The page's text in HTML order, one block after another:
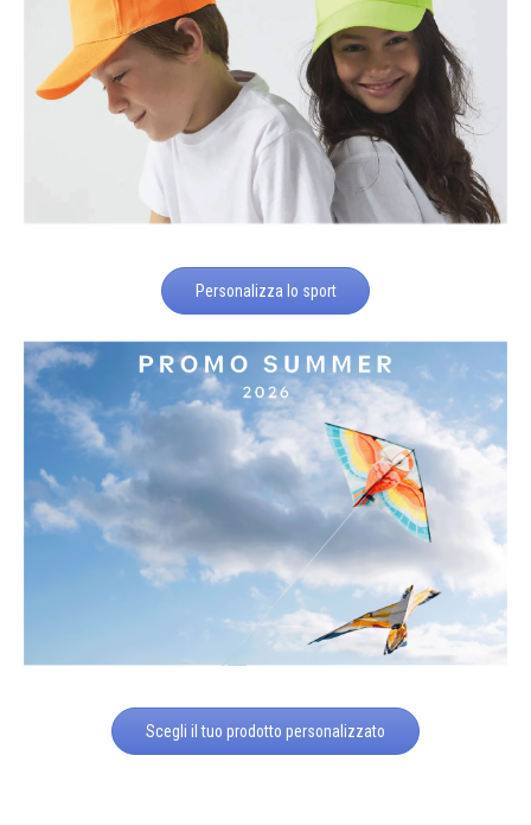
Personalizza lo sport
Scegli il tuo prodotto personalizzato